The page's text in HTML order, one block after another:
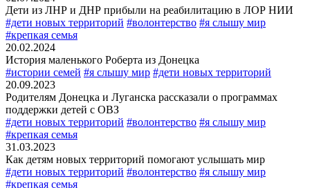
Дети из ЛНР и ДНР прибыли на реабилитацию в ЛОР НИИ
#дети новых территорий #волонтерство #я слышу мир
#крепкая семья
20.02.2024
История маленького Роберта из Донецка
#истории семей #я слышу мир #дети новых территорий
20.09.2023
Родителям Донецка и Луганска рассказали о программах
поддержки детей с ОВЗ
#дети новых территорий #волонтерство #я слышу мир
#крепкая семья
31.03.2023
Как детям новых территорий помогают услышать мир
#дети новых территорий #волонтерство #я слышу мир
#крепкая семья